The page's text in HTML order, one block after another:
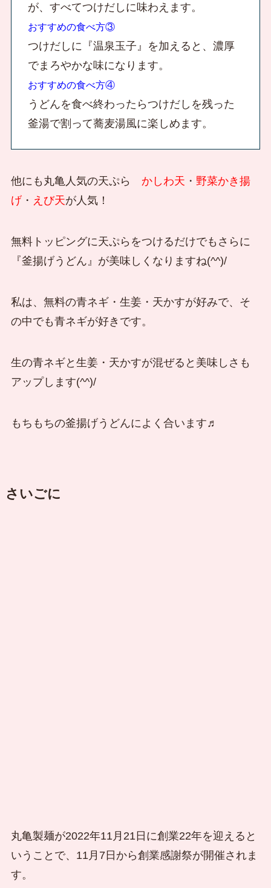
が、すべてつけだしに味わえます。
おすすめの食べ方③
つけだしに『温泉玉子』を加えると、濃厚
でまろやかな味になります。
おすすめの食べ方④
うどんを食べ終わったらつけだしを残った
釜湯で割って蕎麦湯風に楽しめます。
他にも丸亀人気の天ぷら かしわ天 ・ 野菜かき揚
げ・ えび天が人気！
無料トッピングに天ぷらをつけるだけでもさらに
『釜揚げうどん』が美味しくなりますね(^^)/
私は、無料の青ネギ・生姜・天かすが好みで、そ
の中でも青ネギが好きです。
生の青ネギと生姜・天かすが混ぜると美味しさも
アップします(^^)/
もちもちの釜揚げうどんによく合います♬
さいごに
丸亀製麺が2022年11月21日に創業22年を迎えると
いうことで、 11月7日から創業感謝祭が開催されま
す。